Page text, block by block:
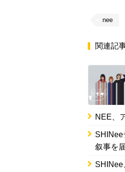
nee
関連記
NEE、
SHINee
叙事を
SHINee